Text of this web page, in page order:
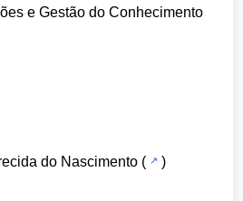
e Gestão do Conhecimento
do Nascimento (
)